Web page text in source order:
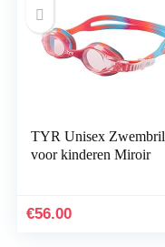
TYR Unisex Zwembril
voor kinderen Miroir
€56.00